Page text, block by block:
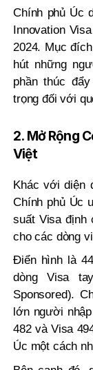
Chính phủ Úc
Innovation
2024. Mục
hút những
phần thúc
trọng đối với
2. Mở Rộng
Việt
Khác với diện
Chính phủ Úc
suất Visa định
cho các dòng
Điển hình là
dòng Visa
Sponsored).
lớn người
482 và Visa
Úc một cách